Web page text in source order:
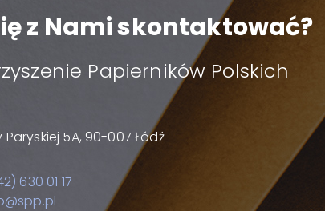
z Nami skontaktować?
Papierników Polskich
Paryskiej 5A, 90-007 Łódź
630 01 17